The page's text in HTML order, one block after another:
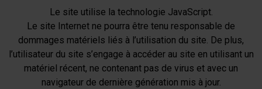
Le site utilise la technologie JavaScript.
Le site Internet ne pourra être tenu responsable de
dommages matériels liés à l’utilisation du site. De plus,
l’utilisateur du site s’engage à accéder au site en utilisant un
matériel récent, ne contenant pas de virus et avec un
navigateur de dernière génération mis à jour.